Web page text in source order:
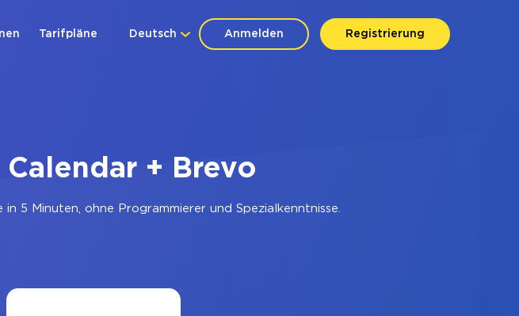
Anmelden Registrierung
Deutsch
Tarifpläne
+ Brevo
5 Minuten, ohne Programmierer und Spezialkenntnisse.